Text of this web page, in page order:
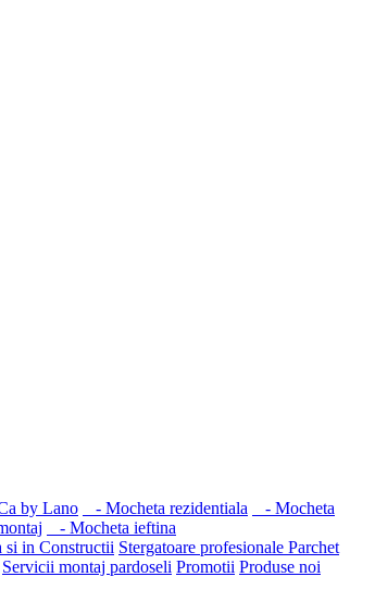
by Lano - Mocheta rezidentiala
- Mocheta
- Mocheta ieftina
si in Constructii Stergatoare profesionale Parchet
Servicii montaj pardoseli Promotii Produse noi